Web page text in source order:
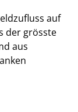
auf
der grösste
aus